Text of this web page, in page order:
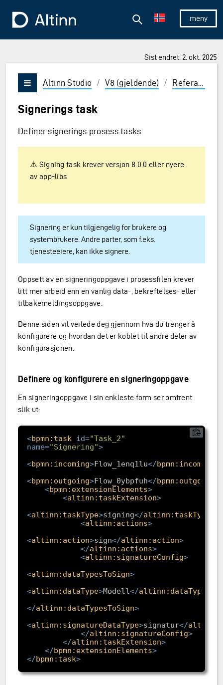
Vis/skjul
Søk
Sist endret: 2. okt. 2025
og Enter for å velge
Vis/skjul meny
Altinn Studio / V8 (gjeldende) / Referanse
Signerings task
Definer signerings prosess tasks
⚠️ Signing task krever versjon 8.0.0 eller nyere
av app-libs
Signering er kun tilgjengelig for brukere og
systembrukere. Andre parter, som f.eks.
tjenesteeiere, kan ikke signere.
Oppsett av en signeringoppgave i prosessfilen krever
litt mer arbeid enn en vanlig data-, bekreftelses- eller
tilbakemeldingsoppgave.
Denne siden vil veilede deg gjennom hva du trenger å
konfigurere og hvordan det er koblet til andre deler av
konfigurasjonen.
Definere og konfigurere en signeringoppgave
En signeringoppgave i sin enkleste form ser omtrent
slik ut:
<bpmn:task id="Task_2"
name="Signering">
<bpmn:incoming>Flow_1enq1lu</bpmn:incoming
<bpmn:outgoing>Flow_0ybpfuh</bpmn:outgoing
<bpmn:extensionElements>
<altinn:taskExtension>
<altinn:taskType>signing</altinn:taskType
<altinn:actions>
<altinn:action>sign</altinn:action>
</altinn:actions>
<altinn:signatureConfig>
<altinn:dataTypesToSign>
<altinn:dataType>Modell</altinn:dataType
</altinn:dataTypesToSign>
<altinn:signatureDataType>signatur</
</altinn:signatureConfig>
</altinn:taskExtension>
</bpmn:extensionElements>
</bpmn:task>